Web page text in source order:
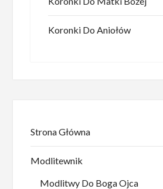
Koronki Do Aniołów
Strona Główna
Modlitewnik
Modlitwy Do Boga Ojca